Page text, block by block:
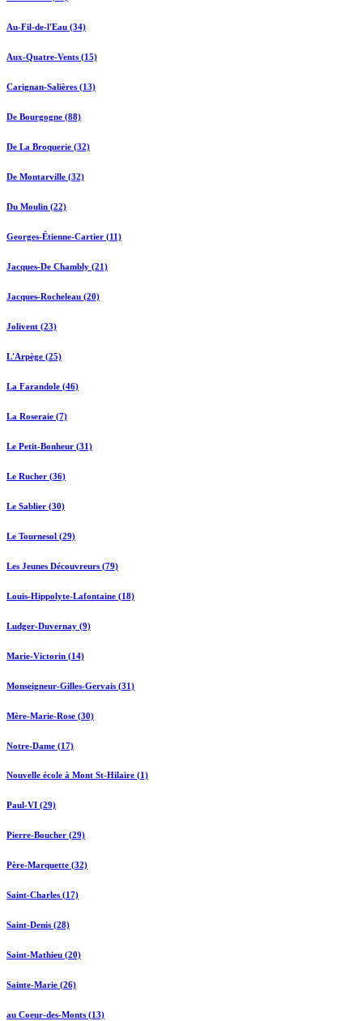
Au-Fil-de-l'Eau (34)
Aux-Quatre-Vents (15)
Carignan-Salières (13)
De Bourgogne (88)
De La Broquerie (32)
De Montarville (32)
Du Moulin (22)
Georges-Étienne-Cartier (11)
Jacques-De Chambly (21)
Jacques-Rocheleau (20)
Jolivent (23)
L'Arpège (25)
La Farandole (46)
La Roseraie (7)
Le Petit-Bonheur (31)
Le Rucher (36)
Le Sablier (30)
Le Tournesol (29)
Les Jeunes Découvreurs (79)
Louis-Hippolyte-Lafontaine (18)
Ludger-Duvernay (9)
Marie-Victorin (14)
Monseigneur-Gilles-Gervais (31)
Mère-Marie-Rose (30)
Notre-Dame (17)
Nouvelle école à Mont St-Hilaire (1)
Paul-VI (29)
Pierre-Boucher (29)
Père-Marquette (32)
Saint-Charles (17)
Saint-Denis (28)
Saint-Mathieu (20)
Sainte-Marie (26)
au Coeur-des-Monts (13)